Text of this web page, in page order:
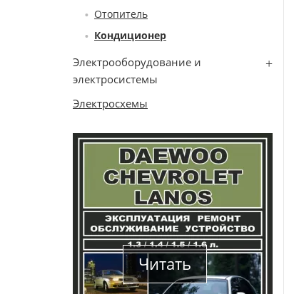
Отопитель
Кондиционер
Электрооборудование и
электросистемы
Электросхемы
Читать